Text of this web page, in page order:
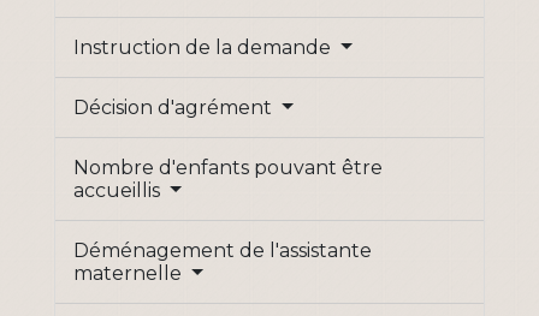
Instruction de la demande
Décision d'agrément
Nombre d'enfants pouvant être
accueillis
Déménagement de l'assistante
maternelle